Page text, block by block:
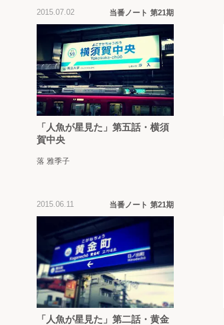
2015.07.02 当番ノート 第21期
「人魚が星見た」第五話・横須
賀中央
落 雅季子
2015.06.11 当番ノート 第21期
「人魚が星見た」第二話・黄金